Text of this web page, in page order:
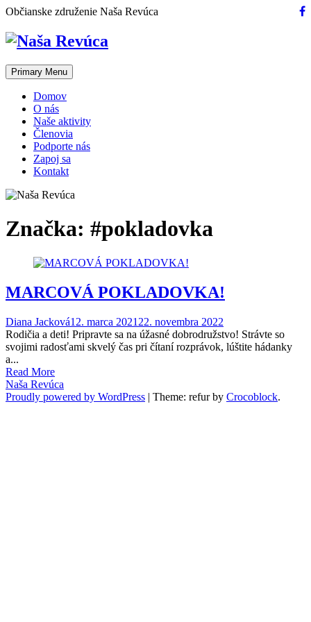
Skip
content
Občianske združenie Naša Revúca
Primary Menu
Domov
O nás
Naše aktivity
Členovia
Podporte nás
Zapoj sa
Kontakt
Značka: #pokladovka
MARCOVÁ POKLADOVKA!
Diana Jacková12. marca 2021 22. novembra 2022
Rodičia a deti! Pripravte sa na úžasné dobrodružstvo! Strávte so
svojimi radosťami skvelý čas pri čítaní rozprávok, lúštite hádanky
a...
Read More
Naša Revúca
Proudly powered by WordPress | Theme: refur by Crocoblock.